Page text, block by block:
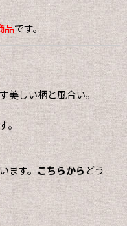
品です。
美しい柄と風合い。
。
ます。こちらから どう